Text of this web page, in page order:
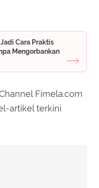
Cara Praktis
Mengorbankan
Fimela.com
artikel terkini